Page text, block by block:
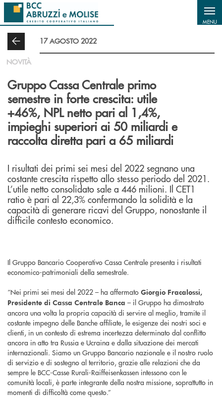
Salta al contenuto principale
MENU
17 AGOSTO 2022
NOVITÀ
Gruppo Cassa Centrale primo
semestre in forte crescita: utile
+46%, NPL netto pari al 1,4%,
impieghi superiori ai 50 miliardi e
raccolta diretta pari a 65 miliardi
I risultati dei primi sei mesi del 2022 segnano una
costante crescita rispetto allo stesso periodo del 2021.
L’utile netto consolidato sale a 446 milioni. Il CET1
ratio è pari al 22,3% confermando la solidità e la
capacità di generare ricavi del Gruppo, nonostante il
difficile contesto economico.
Il Gruppo Bancario Cooperativo Cassa Centrale presenta i risultati
economico-patrimoniali della semestrale.
“Nei primi sei mesi del 2022 – ha affermato Giorgio Fracalossi,
Presidente di Cassa Centrale Banca – il Gruppo ha dimostrato
ancora una volta la propria capacità di servire al meglio, tramite il
costante impegno delle Banche affiliate, le esigenze dei nostri soci e
clienti, in un contesto di estrema incertezza determinato dal conflitto
ancora in atto tra Russia e Ucraina e dalla situazione dei mercati
internazionali. Siamo un Gruppo Bancario nazionale e il nostro ruolo
di servizio e di sostegno al territorio, grazie alle relazioni che da
sempre le BCC-Casse Rurali-Raiffeisenkassen intessono con le
comunità locali, è parte integrante della nostra missione, soprattutto in
momenti di difficoltà come questo.”